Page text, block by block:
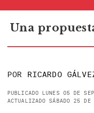
Una
POR RICARDO
PUBLICADO LUNES 05 DE
ACTUALIZADO SÁBADO 25